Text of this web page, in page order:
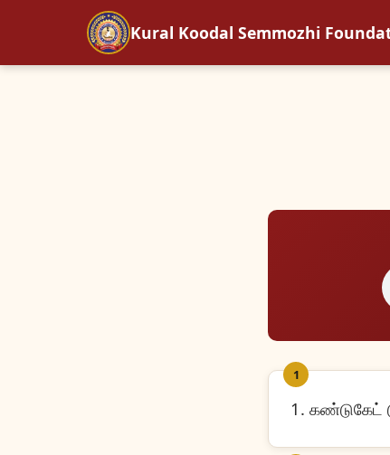
Kural Koodal Semmozhi
1
1. கண்டுகேட்